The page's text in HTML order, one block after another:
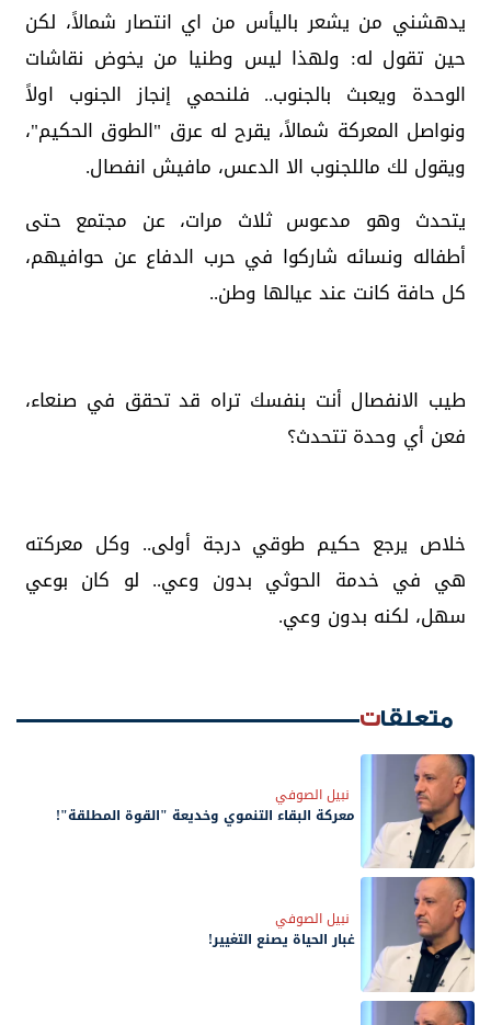
يدهشني من يشعر باليأس من اي انتصار شمالاً، لكن
حين تقول له: ولهذا ليس وطنيا من يخوض نقاشات
الوحدة ويعبث بالجنوب.. فلنحمي إنجاز الجنوب اولاً
ونواصل المعركة شمالاً، يقرح له عرق "الطوق الحكيم"،
ويقول لك ماللجنوب الا الدعس، مافيش انفصال.
يتحدث وهو مدعوس ثلاث مرات، عن مجتمع حتى
أطفاله ونسائه شاركوا في حرب الدفاع عن حوافيهم،
كل حافة كانت عند عيالها وطن..
طيب الانفصال أنت بنفسك تراه قد تحقق في صنعاء،
فعن أي وحدة تتحدث؟
خلاص يرجع حكيم طوقي درجة أولى.. وكل معركته
هي في خدمة الحوثي بدون وعي.. لو كان بوعي
سهل، لكنه بدون وعي.
متعلقات
نبيل الصوفي
معركة البقاء التنموي وخديعة "القوة المطلقة"!
نبيل الصوفي
غبار الحياة يصنع التغيير!